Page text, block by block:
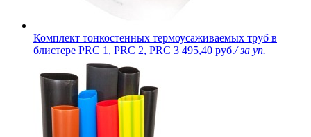
Комплект тонкостенных термоусаживаемых труб в
блистере PRC 1, PRC 2, PRC 3 495,40 руб./ за уп.